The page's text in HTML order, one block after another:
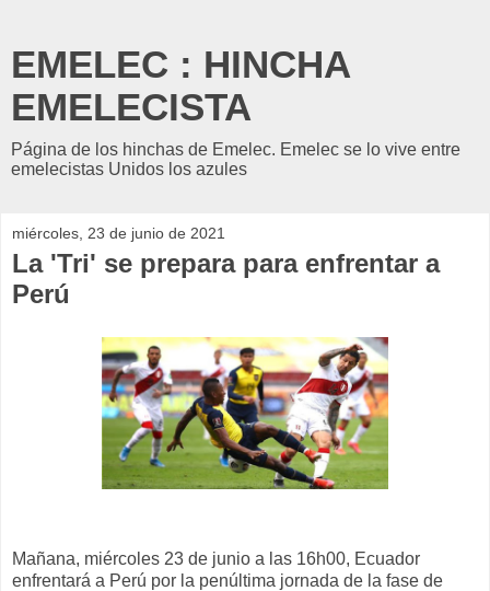
EMELEC : HINCHA
EMELECISTA
Página de los hinchas de Emelec. Emelec se lo vive entre
emelecistas Unidos los azules
miércoles, 23 de junio de 2021
La 'Tri' se prepara para enfrentar a
Perú
Mañana, miércoles 23 de junio a las 16h00, Ecuador
enfrentará a Perú por la penúltima jornada de la fase de